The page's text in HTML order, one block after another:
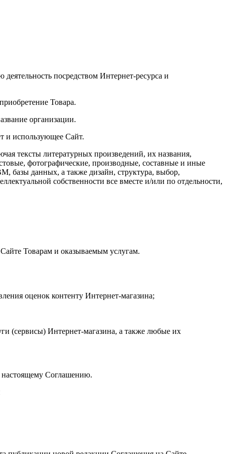
посредством Интернет-ресурса и
Товара.
организации.
и использующее Сайт.
тексты литературных произведений, их названия,
фотографические, производные, составные и иные
базы данных, а также дизайн, структура, выбор,
собственности все вместе и/или по отдельности,
Товарам и оказываемым услугам.
оценок контенту Интернет-магазина;
(сервисы) Интернет-магазина, а также любые их
настоящему Соглашению.